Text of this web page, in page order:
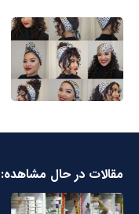
مقالات در حال مشاهده: